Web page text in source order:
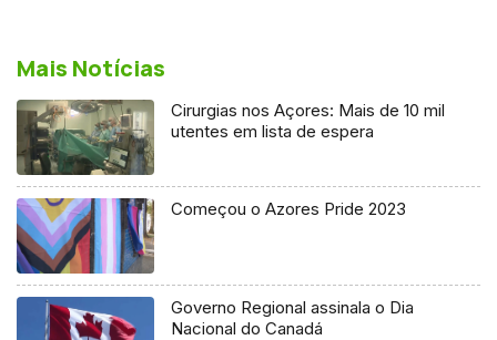
Mais Notícias
Cirurgias nos Açores: Mais de 10 mil
utentes em lista de espera
Começou o Azores Pride 2023
Governo Regional assinala o Dia
Nacional do Canadá